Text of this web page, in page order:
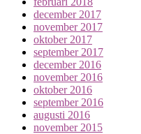
december 2017
november 2017
oktober 2017
september 2017
december 2016
november 2016
oktober 2016
september 2016
augusti 2016
november 2015